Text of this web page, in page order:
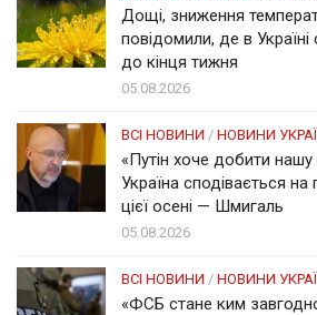
Дощі, зниження
повідомили, де в
до кінця тижня
05.08.2026
ВСІ НОВИНИ / НОВИНИ
«Путін хоче добити нашу
Україна сподівається
цієї осені — Шмигаль
05.08.2026
ВСІ НОВИНИ / НОВИНИ
«ФСБ стане ким